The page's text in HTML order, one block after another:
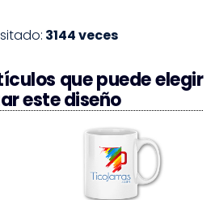
3144 veces
que puede elegir
este diseño